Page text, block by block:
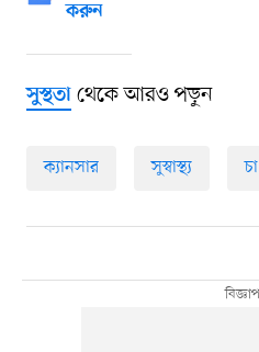
করুন
সুস্থতাথেকে আরও পড়ুন
ক্যানসার সুস্বাস্থ্য চা